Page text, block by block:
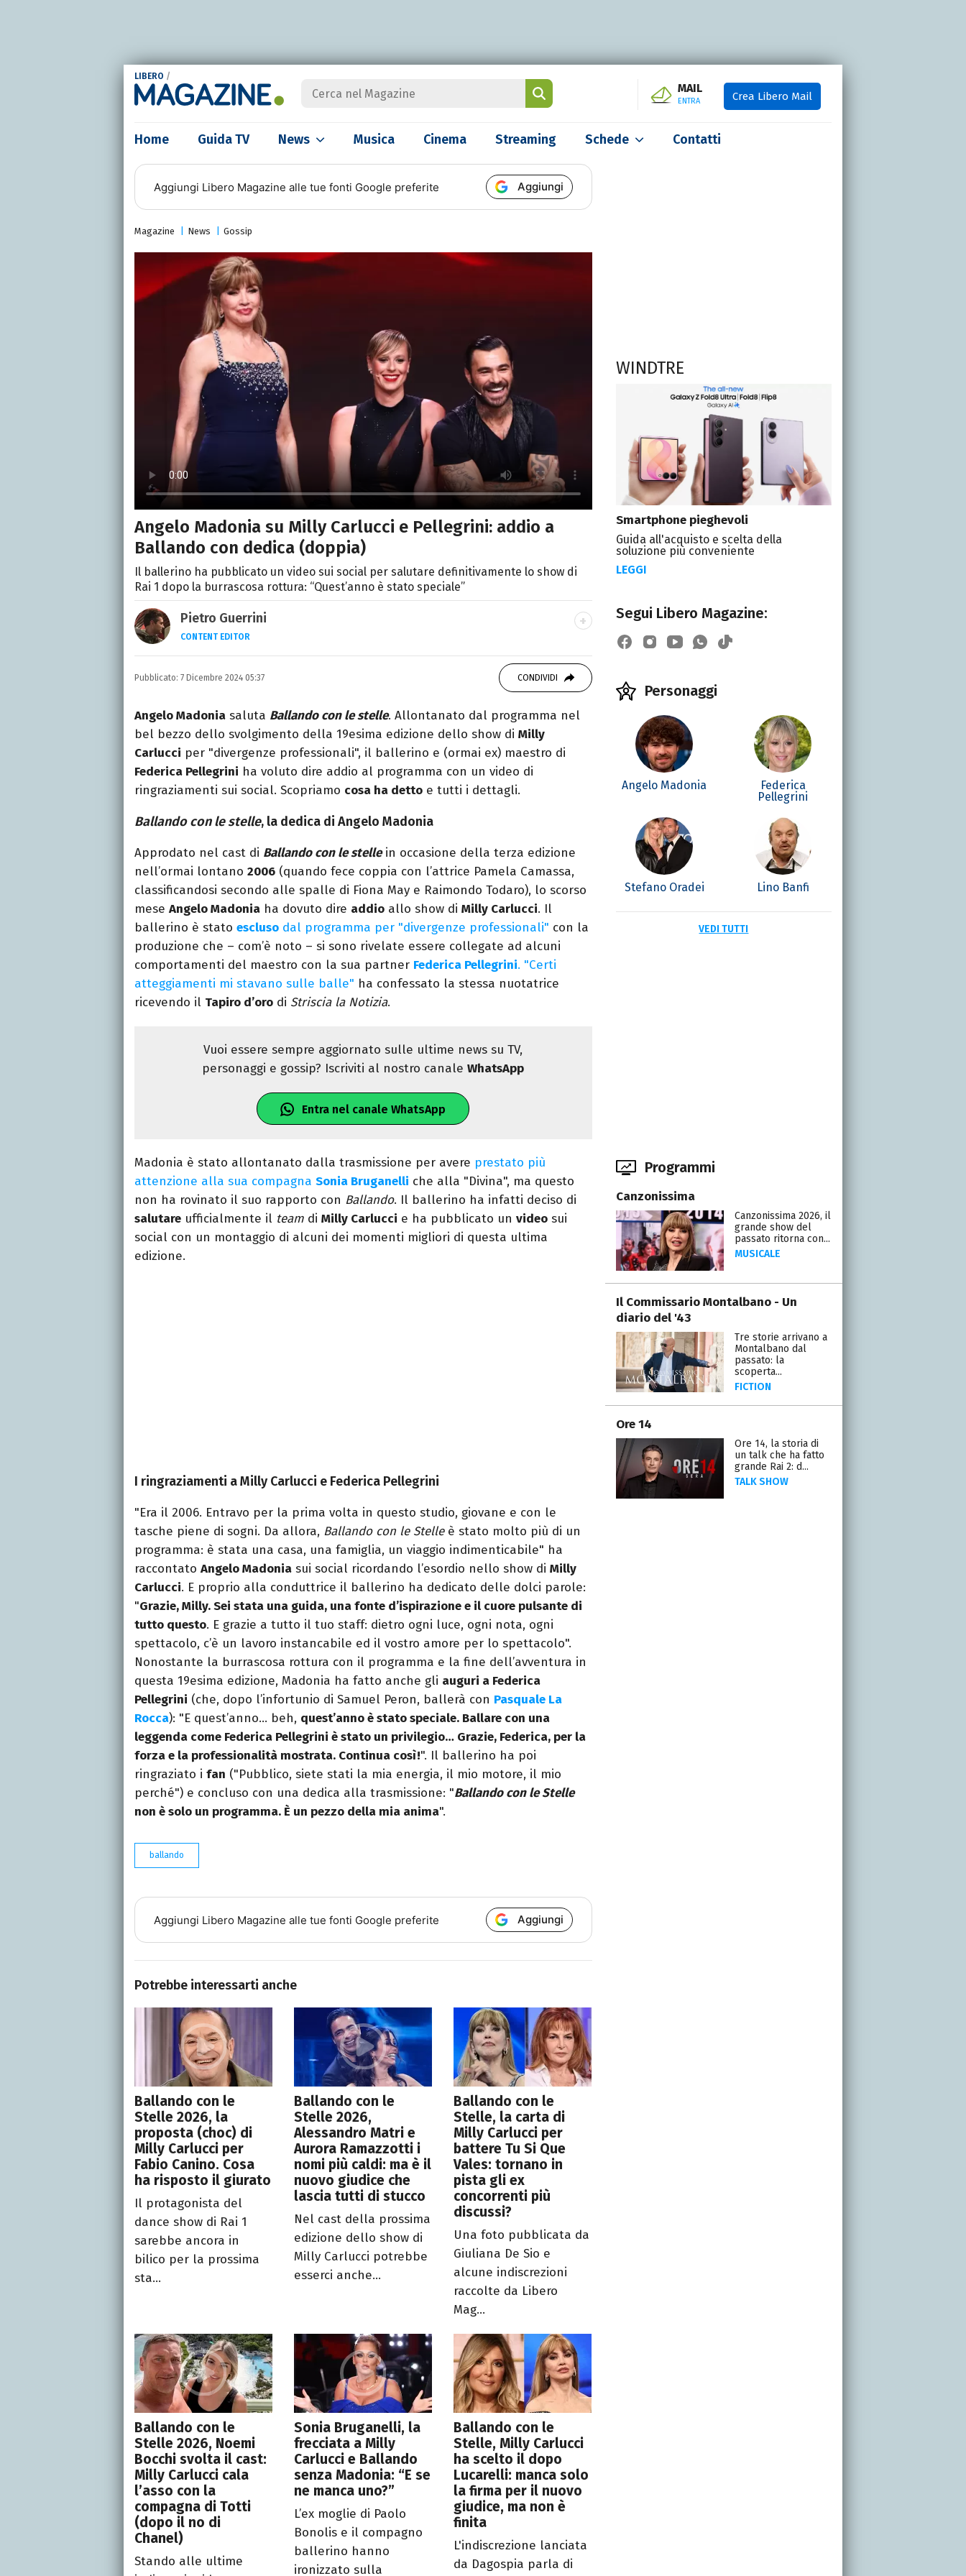
LIBERO /
MAIL
ENTRA Crea Libero Mail
Home Guida TV News Musica Cinema Streaming Schede Contatti
Aggiungi Libero Magazine alle tue fonti Google preferite Aggiungi
Magazine News Gossip
Angelo Madonia su Milly Carlucci e Pellegrini: addio a
Ballando con dedica (doppia)
Il ballerino ha pubblicato un video sui social per salutare definitivamente lo show di
Rai 1 dopo la burrascosa rottura: “Quest’anno è stato speciale”
Pietro Guerrini
CONTENT EDITOR
Laurea in Lettere, smania di viaggi e passione per i cartoni (della pizza
e della Pixar).
Pubblicato: 7 Dicembre 2024 05:37 CONDIVIDI
Angelo Madonia saluta Ballando con le stelle. Allontanato dal programma nel
bel bezzo dello svolgimento della 19esima edizione dello show di Milly
Carlucci per "divergenze professionali", il ballerino e (ormai ex) maestro di
Federica Pellegrini ha voluto dire addio al programma con un video di
ringraziamenti sui social. Scopriamo cosa ha detto e tutti i dettagli.
Ballando con le stelle, la dedica di Angelo Madonia
Approdato nel cast di Ballando con le stellein occasione della terza edizione
nell’ormai lontano 2006 (quando fece coppia con l’attrice Pamela Camassa,
classificandosi secondo alle spalle di Fiona May e Raimondo Todaro), lo scorso
mese Angelo Madonia ha dovuto dire addio allo show di Milly Carlucci. Il
ballerino è stato escluso dal programma per "divergenze professionali" con la
produzione che – com’è noto – si sono rivelate essere collegate ad alcuni
comportamenti del maestro con la sua partner Federica Pellegrini. "Certi
atteggiamenti mi stavano sulle balle" ha confessato la stessa nuotatrice
ricevendo il Tapiro d’oro di Striscia la Notizia.
Vuoi essere sempre aggiornato sulle ultime news su TV,
personaggi e gossip? Iscriviti al nostro canaleWhatsApp
Entra nel canale WhatsApp
Madonia è stato allontanato dalla trasmissione per avere prestato più
attenzione alla sua compagna Sonia Bruganelli che alla "Divina", ma questo
non ha rovinato il suo rapporto con Ballando. Il ballerino ha infatti deciso di
salutare ufficialmente il team di Milly Carlucci e ha pubblicato un video sui
social con un montaggio di alcuni dei momenti migliori di questa ultima
edizione.
I ringraziamenti a Milly Carlucci e Federica Pellegrini
"Era il 2006. Entravo per la prima volta in questo studio, giovane e con le
tasche piene di sogni. Da allora, Ballando con le Stelleè stato molto più di un
programma: è stata una casa, una famiglia, un viaggio indimenticabile" ha
raccontato Angelo Madonia sui social ricordando l’esordio nello show di Milly
Carlucci. E proprio alla conduttrice il ballerino ha dedicato delle dolci parole:
"Grazie, Milly. Sei stata una guida, una fonte d’ispirazione e il cuore pulsante di
tutto questo. E grazie a tutto il tuo staff: dietro ogni luce, ogni nota, ogni
spettacolo, c’è un lavoro instancabile ed il vostro amore per lo spettacolo".
Nonostante la burrascosa rottura con il programma e la fine dell’avventura in
questa 19esima edizione, Madonia ha fatto anche gli auguri a Federica
Pellegrini (che, dopo l’infortunio di Samuel Peron, ballerà con Pasquale La
Rocca): "E quest’anno… beh, quest’anno è stato speciale. Ballare con una
leggenda come Federica Pellegrini è stato un privilegio… Grazie, Federica, per la
forza e la professionalità mostrata. Continua così!". Il ballerino ha poi
ringraziato i fan ("Pubblico, siete stati la mia energia, il mio motore, il mio
perché") e concluso con una dedica alla trasmissione: "Ballando con le Stelle
non è solo un programma. È un pezzo della mia anima".
ballando
Aggiungi Libero Magazine alle tue fonti Google preferite Aggiungi
Potrebbe interessarti anche
Ballando con le
Stelle 2026, la
proposta (choc) di
Milly Carlucci per
Fabio Canino. Cosa
ha risposto il giurato
Il protagonista del
dance show di Rai 1
sarebbe ancora in
bilico per la prossima
sta...
Ballando con le
Stelle 2026,
Alessandro Matri e
Aurora Ramazzotti i
nomi più caldi: ma è il
nuovo giudice che
lascia tutti di stucco
Nel cast della prossima
edizione dello show di
Milly Carlucci potrebbe
esserci anche...
Ballando con le
Stelle, la carta di
Milly Carlucci per
battere Tu Si Que
Vales: tornano in
pista gli ex
concorrenti più
discussi?
Una foto pubblicata da
Giuliana De Sio e
alcune indiscrezioni
raccolte da Libero
Mag...
Ballando con le
Stelle 2026, Noemi
Bocchi svolta il cast:
Milly Carlucci cala
l’asso con la
compagna di Totti
(dopo il no di
Chanel)
Stando alle ultime
Sonia Bruganelli, la
frecciata a Milly
Carlucci e Ballando
senza Madonia: “E se
ne manca uno?”
L’ex moglie di Paolo
Bonolis e il compagno
ballerino hanno
ironizzato sulla
Ballando con le
Stelle, Milly Carlucci
ha scelto il dopo
Lucarelli: manca solo
la firma per il nuovo
giudice, ma non è
finita
L'indiscrezione lanciata
da Dagospia parla di
WINDTRE
Smartphone pieghevoli
Guida all'acquisto e scelta della
soluzione più conveniente
LEGGI
Segui Libero Magazine:
Personaggi
Angelo Madonia
Federica
Pellegrini
Stefano Oradei Lino Banfi
VEDI TUTTI
Programmi
Canzonissima
Canzonissima 2026, il
grande show del
passato ritorna con...
MUSICALE
Il Commissario Montalbano - Un
diario del '43
Tre storie arrivano a
Montalbano dal
passato: la
scoperta...
FICTION
Ore 14
Ore 14, la storia di
un talk che ha fatto
grande Rai 2: d...
TALK SHOW